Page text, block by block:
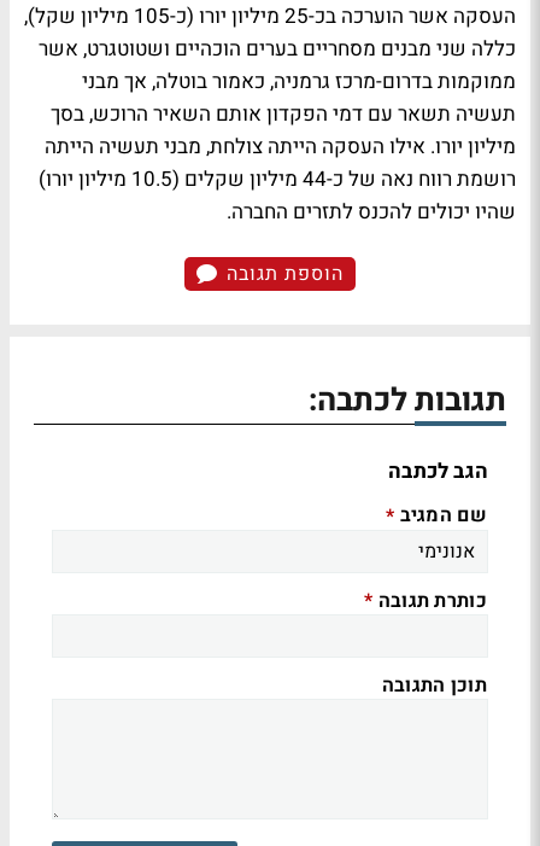
העסקה אשר הוערכה בכ-25 מיליון יורו (כ-105 מיליון שקל),
כללה שני מבנים מסחריים בערים הוכהיים ושטוטגרט, אשר
ממוקמות בדרום-מרכז גרמניה, כאמור בוטלה, אך מבני
תעשיה תשאר עם דמי הפקדון אותם השאיר הרוכש, בסך
מיליון יורו. אילו העסקה הייתה צולחת, מבני תעשיה הייתה
רושמת רווח נאה של כ-44 מיליון שקלים (10.5 מיליון יורו)
שהיו יכולים להכנס לתזרים החברה.
הוספת תגובה
תגובות לכתבה:
הגב לכתבה
שם המגיב *
כותרת תגובה *
תוכן התגובה